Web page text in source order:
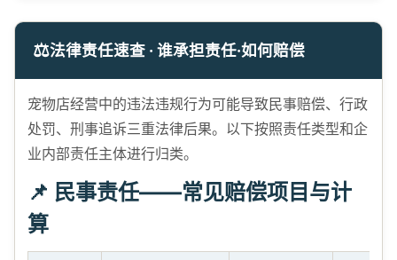
⚖️法律责任速查 · 谁承担责任·如何赔偿
宠物店经营中的违法违规行为可能导致民事赔偿、行政
处罚、刑事追诉三重法律后果。以下按照责任类型和企
业内部责任主体进行归类。
📌 民事责任——常见赔偿项目与计
算